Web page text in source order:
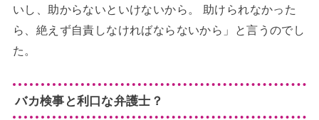
いし、助からないといけないから。 助けられなかった
ら、絶えず自責しなければならないから」と言うのでし
た。
バカ検事と利口な弁護士？